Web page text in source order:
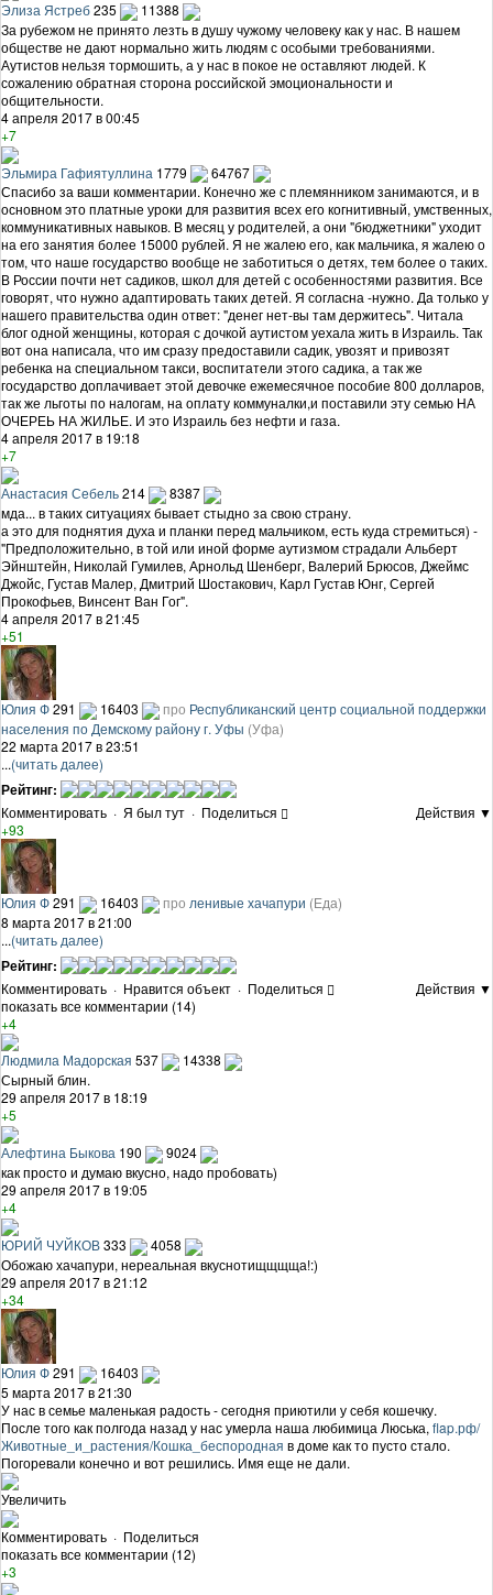
Элиза Ястреб235
11388
За рубежом не принято лезть в душу чужому человеку как у нас. В нашем
обществе не дают нормально жить людям с особыми требованиями.
Аутистов нельзя тормошить, а у нас в покое не оставляют людей. К
сожалению обратная сторона российской эмоциональности и
общительности.
4 апреля 2017 в 00:45
+7
Эльмира Гафиятуллина 1779
64767
Спасибо за ваши комментарии. Конечно же с племянником занимаются, и в
основном это платные уроки для развития всех его когнитивный, умственных,
коммуникативных навыков. В месяц у родителей, а они "бюджетники" уходит
на его занятия более 15000 рублей. Я не жалею его, как мальчика, я жалею о
том, что наше государство вообще не заботиться о детях, тем более о таких.
В России почти нет садиков, школ для детей с особенностями развития. Все
говорят, что нужно адаптировать таких детей. Я согласна -нужно. Да только у
нашего правительства один ответ: "денег нет-вы там держитесь". Читала
блог одной женщины, которая с дочкой аутистом уехала жить в Израиль. Так
вот она написала, что им сразу предоставили садик, увозят и привозят
ребенка на специальном такси, воспитатели этого садика, а так же
государство доплачивает этой девочке ежемесячное пособие 800 долларов,
так же льготы по налогам, на оплату коммуналки,и поставили эту семью НА
ОЧЕРЕЬ НА ЖИЛЬЕ. И это Израиль без нефти и газа.
4 апреля 2017 в 19:18
+7
Анастасия Себель214
8387
мда... в таких ситуациях бывает стыдно за свою страну.
а это для поднятия духа и планки перед мальчиком, есть куда стремиться) -
"Предположительно, в той или иной форме аутизмом страдали Альберт
Эйнштейн, Николай Гумилев, Арнольд Шенберг, Валерий Брюсов, Джеймс
Джойс, Густав Малер, Дмитрий Шостакович, Карл Густав Юнг, Сергей
Прокофьев, Винсент Ван Гог".
4 апреля 2017 в 21:45
+51
Юлия Ф291 16403 про Республиканский центр социальной поддержки
населения по Демскому району г. Уфы (Уфа)
22 марта 2017 в 23:51
...(читать далее)
Рейтинг:
Комментировать · Я был тут · Поделиться
Действия ▼
+93
Юлия Ф291 16403 про ленивые хачапури (Еда)
8 марта 2017 в 21:00
...(читать далее)
Рейтинг:
Комментировать · Нравится объект · Поделиться
Действия ▼
показать все комментарии (14)
+4
Людмила Мадорская 537
14338
Сырный блин.
29 апреля 2017 в 18:19
+5
Алефтина Быкова 190
9024
как просто и думаю вкусно, надо пробовать)
29 апреля 2017 в 19:05
+4
ЮРИЙ ЧУЙКОВ333
4058
Обожаю хачапури, нереальная вкуснотищщщща!:)
29 апреля 2017 в 21:12
+34
Юлия Ф291
16403
5 марта 2017 в 21:30
У нас в семье маленькая радость - сегодня приютили у себя кошечку.
После того как полгода назад у нас умерла наша любимица Люська, flap.рф/
Животные_и_растения/Кошка_беспородная в доме как то пусто стало.
Погоревали конечно и вот решились. Имя еще не дали.
Увеличить
Комментировать · Поделиться
показать все комментарии (12)
+3